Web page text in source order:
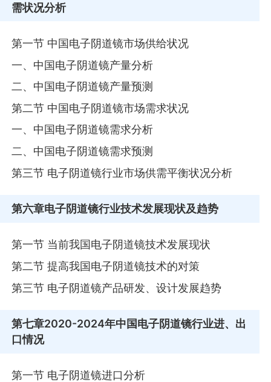
需状况分析
第一节 中国电子阴道镜市场供给状况
一、中国电子阴道镜产量分析
二、中国电子阴道镜产量预测
第二节 中国电子阴道镜市场需求状况
一、中国电子阴道镜需求分析
二、中国电子阴道镜需求预测
第三节 电子阴道镜行业市场供需平衡状况分析
第六章电子阴道镜行业技术发展现状及趋势
第一节 当前我国电子阴道镜技术发展现状
第二节 提高我国电子阴道镜技术的对策
第三节 电子阴道镜产品研发、设计发展趋势
第七章2020-2024年中国电子阴道镜行业进、出
口情况
第一节 电子阴道镜进口分析